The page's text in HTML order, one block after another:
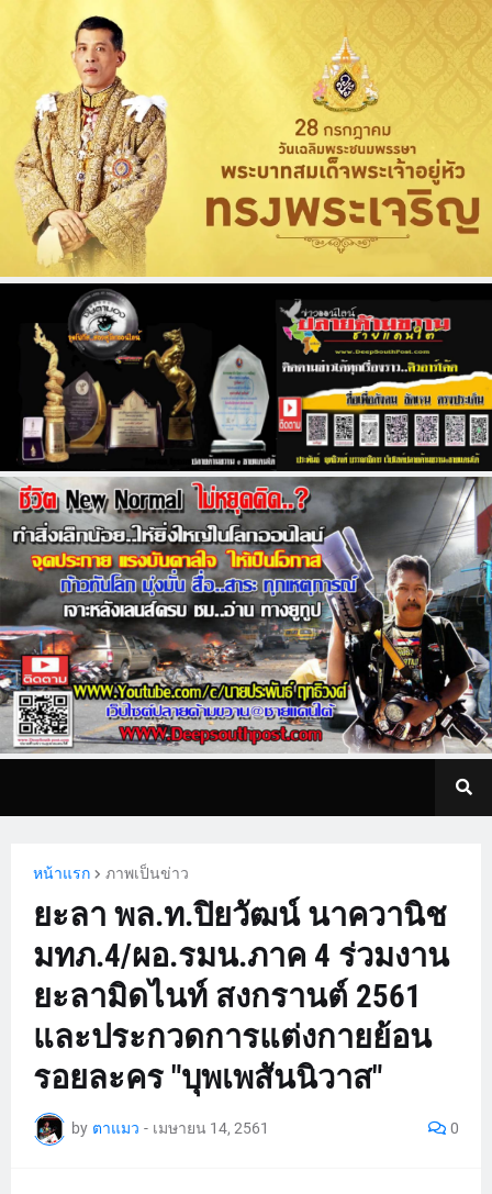
หน้าแรก ภาพเป็นข่าว
ยะลา พล.ท.ปิยวัฒน์ นาควานิช
มทภ.4/ผอ.รมน.ภาค 4 ร่วมงาน
ยะลามิดไนท์ สงกรานต์ 2561
และประกวดการแต่งกายย้อน
รอยละคร "บุพเพสันนิวาส"
by ตาแมว - เมษายน 14, 2561 0